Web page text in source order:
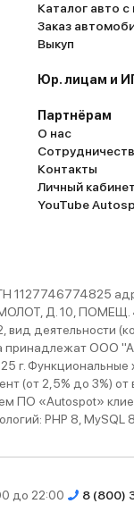
Каталог авто
Заказ
Выкуп
Юр. лицам и
Партнёрам
О нас
Контакты
Личный
YouTube
Д. 10, ПОМЕЩ.
деятельности
ООО
г. Функциональные
(от 2,5% до 3%)
ПО «Autospot»
PHP 8, MySQL
до 22:00 8 (800)